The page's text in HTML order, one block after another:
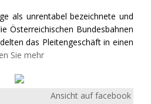
als unrentabel bezeichnete und
Österreichischen Bundesbahnen
das Pleitengeschäft in einen
Sie mehr
Ansicht auf facebook